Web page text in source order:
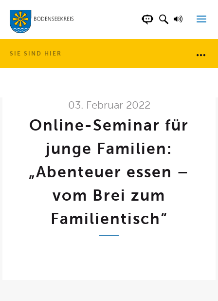
LANDKREISCHATBOT DER
SUCHFELD
SIE SIND HIER
03. Februar 2022
Online-Seminar für
junge Familien:
„Abenteuer essen –
vom Brei zum
Familientisch“